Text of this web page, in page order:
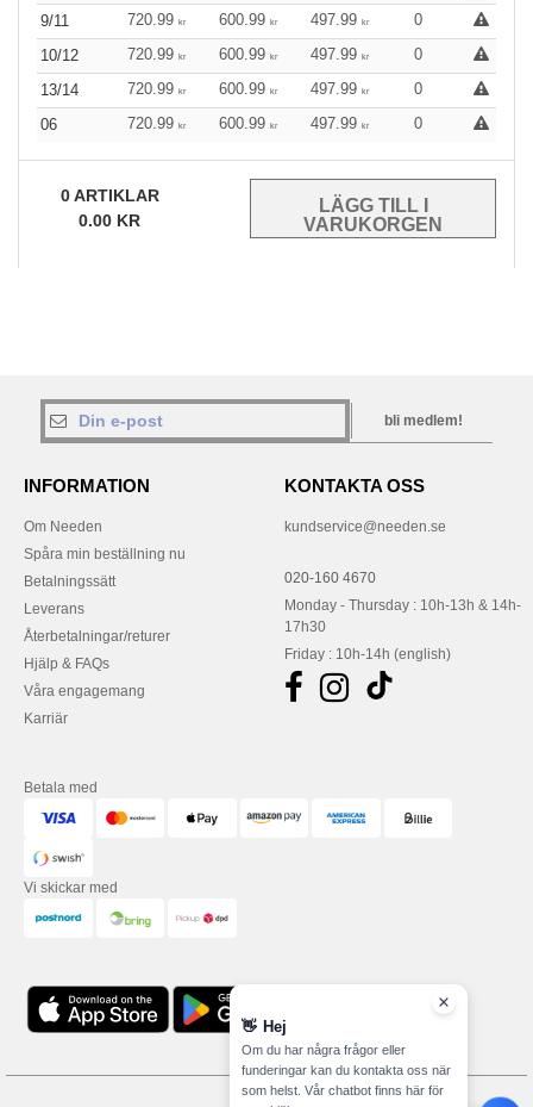
9/11
720.99 kr 600.99 kr 497.99 kr
0
10/12
720.99 kr 600.99 kr 497.99 kr
0
13/14
720.99 kr 600.99 kr 497.99 kr
0
06
720.99 kr 600.99 kr 497.99 kr 0
0ARTIKLAR
0.00 KR
bli medlem!
INFORMATION
Om Needen
Spåra min beställning nu
Betalningssätt
Leverans
Återbetalningar/returer
Hjälp & FAQs
Våra engagemang
Karriär
KONTAKTA OSS
kundservice@needen.se
020-160 4670
Monday - Thursday : 10h-13h & 14h-
17h30
Friday : 10h-14h (english)
Betala med
Vi skickar med
👋 Hej
Om du har några frågor eller
funderingar kan du kontakta oss när
som helst. Vår chatbot finns här för